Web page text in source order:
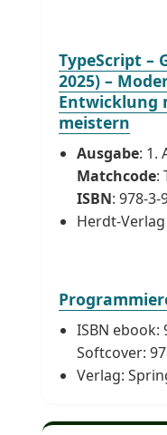
TypeScript –
2025) –
Entwicklung
meistern
Ausgabe: 1.
Matchcode:
ISBN: 978-3-
Herdt-Verlag
ISBN ebook:
Softcover:
Verlag: